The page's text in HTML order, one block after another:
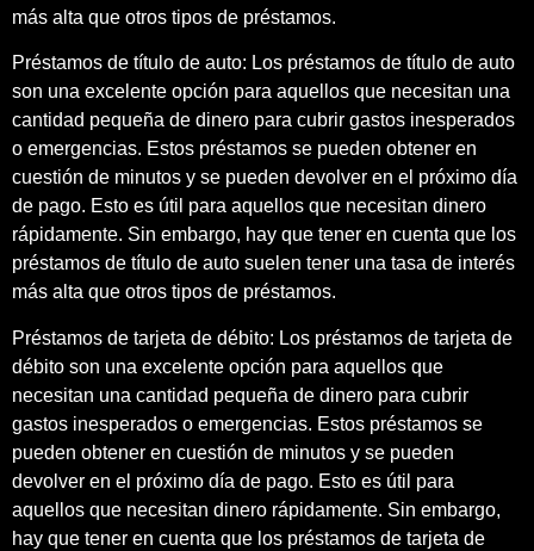
más alta que otros tipos de préstamos.
Préstamos de título de auto: Los préstamos de título de auto
son una excelente opción para aquellos que necesitan una
cantidad pequeña de dinero para cubrir gastos inesperados
o emergencias. Estos préstamos se pueden obtener en
cuestión de minutos y se pueden devolver en el próximo día
de pago. Esto es útil para aquellos que necesitan dinero
rápidamente. Sin embargo, hay que tener en cuenta que los
préstamos de título de auto suelen tener una tasa de interés
más alta que otros tipos de préstamos.
Préstamos de tarjeta de débito: Los préstamos de tarjeta de
débito son una excelente opción para aquellos que
necesitan una cantidad pequeña de dinero para cubrir
gastos inesperados o emergencias. Estos préstamos se
pueden obtener en cuestión de minutos y se pueden
devolver en el próximo día de pago. Esto es útil para
aquellos que necesitan dinero rápidamente. Sin embargo,
hay que tener en cuenta que los préstamos de tarjeta de